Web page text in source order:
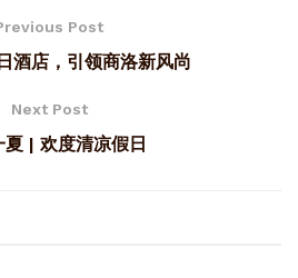
Post
酒店，引领商洛新风尚
Next Post
夏 | 欢度清凉假日